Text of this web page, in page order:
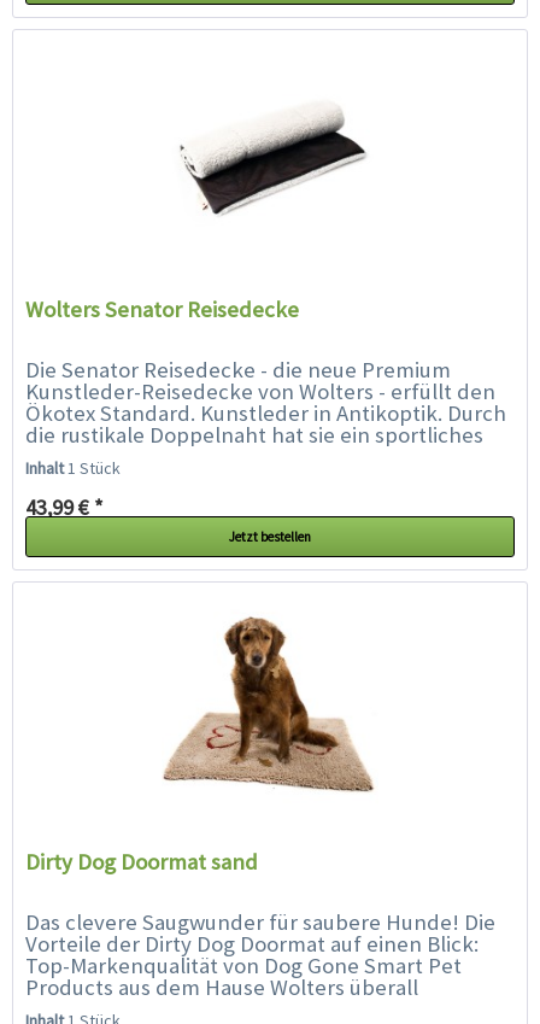
Wolters Senator Reisedecke
Die Senator Reisedecke - die neue Premium
Kunstleder-Reisedecke von Wolters - erfüllt den
Ökotex Standard. Kunstleder in Antikoptik. Durch
die rustikale Doppelnaht hat sie ein sportliches
Design. Die Tierliebhaber werden...
Inhalt1 Stück
43,99 € *
Jetzt bestellen
Dirty Dog Doormat sand
Das clevere Saugwunder für saubere Hunde! Die
Vorteile der Dirty Dog Doormat auf einen Blick:
Top-Markenqualität von Dog Gone Smart Pet
Products aus dem Hause Wolters überall
einsetztbar: als Fußmatte...